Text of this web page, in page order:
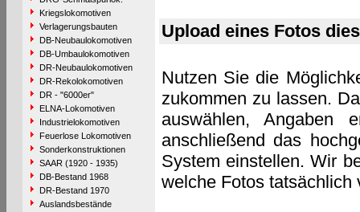
Kriegslokomotiven
Verlagerungsbauten
DB-Neubaulokomotiven
DB-Umbaulokomotiven
DR-Neubaulokomotiven
DR-Rekolokomotiven
DR - "6000er"
ELNA-Lokomotiven
Industrielokomotiven
Feuerlose Lokomotiven
Sonderkonstruktionen
SAAR (1920 - 1935)
DB-Bestand 1968
DR-Bestand 1970
Auslandsbestände
Upload eines Fotos
Nutzen Sie die
zukommen zu lassen.
auswählen, Angaben
anschließend das
System einstellen. Wir
welche Fotos tatsächlich